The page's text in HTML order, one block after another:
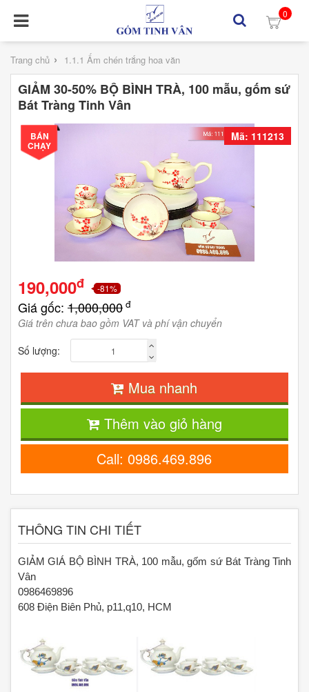
0
Trang chủ › 1.1.1 Ấm chén trắng hoa văn
GIẢM 30-50% BỘ BÌNH TRÀ, 100 mẫu, gốm sứ
Bát Tràng Tinh Vân
Mã: 111213
BÁN
CHẠY
190,000đ -81%
Giá gốc: 1,000,000 đ
Giá trên chưa bao gồm VAT và phí vận chuyển
Số lượng:
Mua nhanh
Thêm vào giỏ hàng
Call: 0986.469.896
THÔNG TIN CHI TIẾT
GIẢM GIÁ BỘ BÌNH TRÀ, 100 mẫu, gốm sứ Bát Tràng Tinh
Vân
0986469896
608 Điện Biên Phủ, p11,q10, HCM